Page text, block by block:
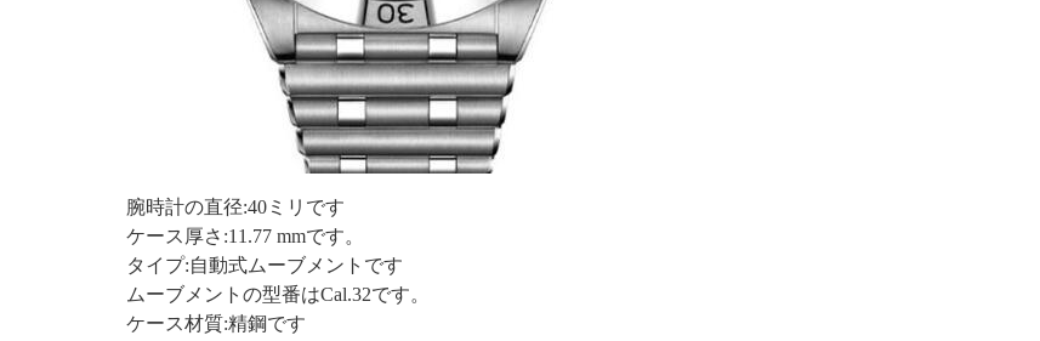
腕時計の直径:40ミリです
ケース厚さ:11.77 mmです。
タイプ:自動式ムーブメントです
ムーブメントの型番はCal.32です。
ケース材質:精鋼です